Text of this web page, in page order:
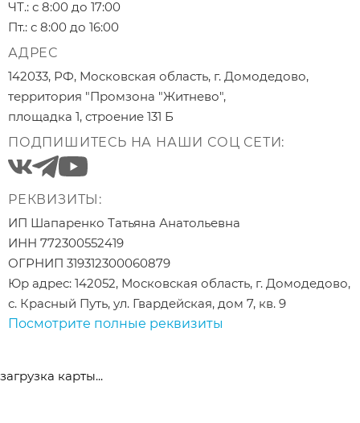
ЧТ.: с 8:00 до 17:00
Пт.: с 8:00 до 16:00
АДРЕС
142033, РФ, Московская область, г. Домодедово,
территория "Промзона "Житнево",
площадка 1, строение 131 Б
ПОДПИШИТЕСЬ НА НАШИ СОЦ СЕТИ:
РЕКВИЗИТЫ:
ИП Шапаренко Татьяна Анатольевна
ИНН 772300552419
ОГРНИП 319312300060879
Юр адрес: 142052, Московская область, г. Домодедово,
с. Красный Путь, ул. Гвардейская, дом 7, кв. 9
Посмотрите полные реквизиты
загрузка карты...